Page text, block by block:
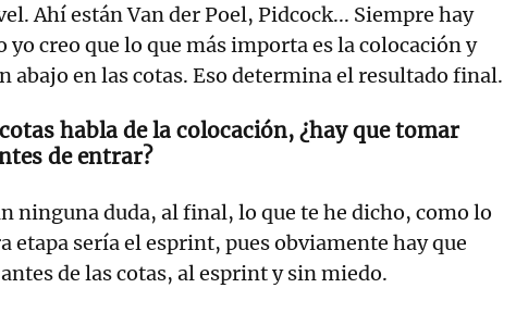
Ahí están Van der Poel, Pidcock... Siempre hay
yo creo que lo que más importa es la colocación y
abajo en las cotas. Eso determina el resultado final.
habla de la colocación, ¿hay que tomar
de entrar?
ninguna duda, al final, lo que te he dicho, como lo
etapa sería el esprint, pues obviamente hay que
de las cotas, al esprint y sin miedo.